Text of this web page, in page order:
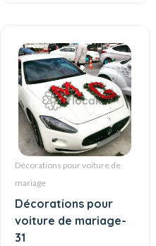
Décorations pour voiture de
mariage
Décorations pour
voiture de mariage-
31